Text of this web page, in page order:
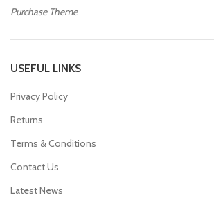
Purchase Theme
USEFUL LINKS
Privacy Policy
Returns
Terms & Conditions
Contact Us
Latest News